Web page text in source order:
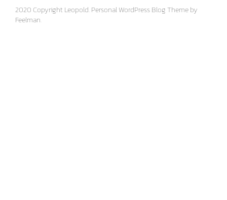
2020 Copyright Leopold. Personal WordPress Blog Theme by
Feelman.